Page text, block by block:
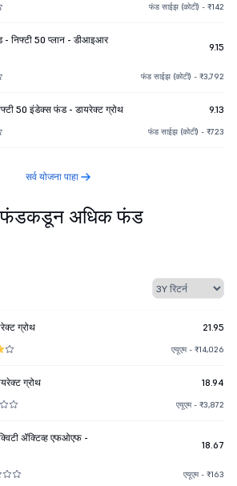
फंड साईझ (कोटी) - ₹142
- निफ्टी 50 प्लान - डीआइआर
9.15
फंड साईझ (कोटी) - ₹3,792
50 इंडेक्स फंड - डायरेक्ट ग्रोथ 9.13
फंड साईझ (कोटी) - ₹723
सर्व योजना पाहा
फंडकडून अधिक फंड
ग्रोथ 21.95
एयूएम - ₹14,026
ग्रोथ 18.94
एयूएम - ₹3,872
ॲक्टिव्ह एफओएफ -
18.67
एयूएम - ₹163